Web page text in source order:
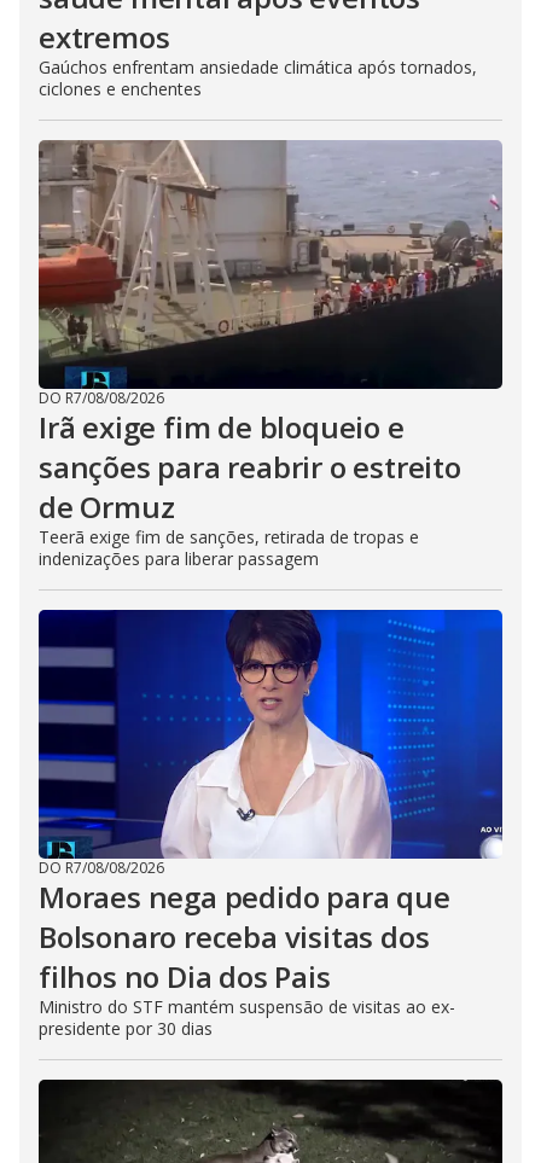
extremos
Gaúchos enfrentam ansiedade climática após tornados,
ciclones e enchentes
DO R7/08/08/2026
Irã exige fim de bloqueio e
sanções para reabrir o estreito
de Ormuz
Teerã exige fim de sanções, retirada de tropas e
indenizações para liberar passagem
DO R7/08/08/2026
Moraes nega pedido para que
Bolsonaro receba visitas dos
filhos no Dia dos Pais
Ministro do STF mantém suspensão de visitas ao ex-
presidente por 30 dias